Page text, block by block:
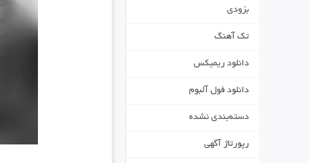
بزودی
تک آهنگ
دانلود ریمیکس
دانلود فول آلبوم
دسته‌بندی نشده
رپورتاژ آگهی